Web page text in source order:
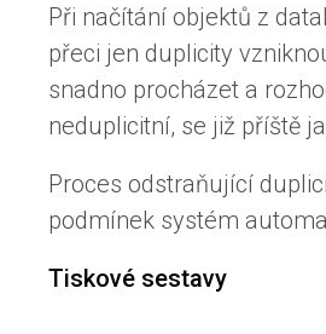
Při načítání objektů z
přeci jen duplicity
snadno procházet a
neduplicitní, se již příště
Proces odstraňující
podmínek systém
Tiskové sestavy